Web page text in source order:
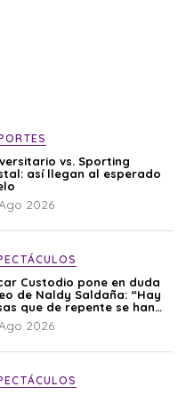
vs. Sporting
así llegan al esperado
2026
Custodio pone en duda
de Naldy Saldaña: “Hay
que de repente se han
2026